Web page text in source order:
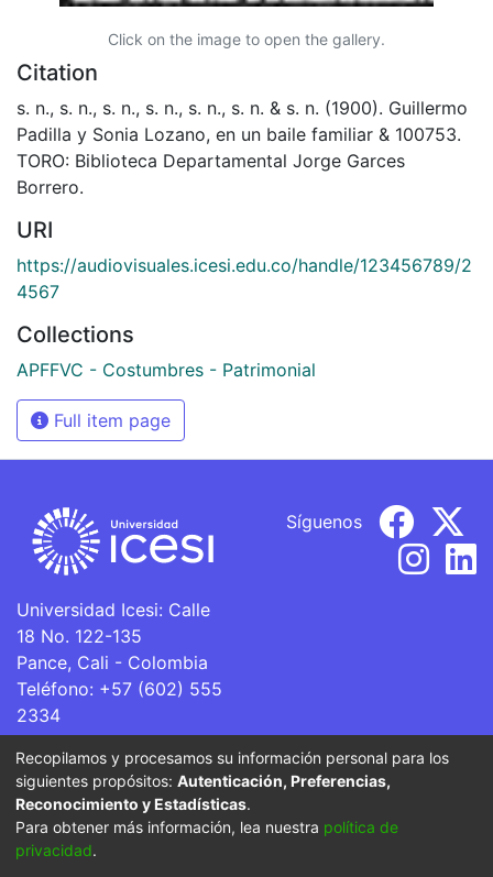
Click on the image to open the gallery.
Citation
s. n., s. n., s. n., s. n., s. n., s. n. & s. n. (1900). Guillermo
Padilla y Sonia Lozano, en un baile familiar & 100753.
TORO: Biblioteca Departamental Jorge Garces
Borrero.
URI
https://audiovisuales.icesi.edu.co/handle/123456789/2
4567
Collections
APFFVC - Costumbres - Patrimonial
Full item page
Universidad Icesi: Calle
18 No. 122-135
Pance, Cali - Colombia
Teléfono: +57 (602) 555
2334
ventanillaunica@icesi.edu.co
Síguenos
La Universidad Icesi es una Institución de Educación
Superior que se encuentra sujeta a inspección y vigilancia
por parte del Ministerio de Educación Nacional.
Recopilamos y procesamos su información personal para los
siguientes propósitos: Autenticación, Preferencias,
Reconocimiento y Estadísticas.
Para obtener más información, lea nuestra política de
privacidad.